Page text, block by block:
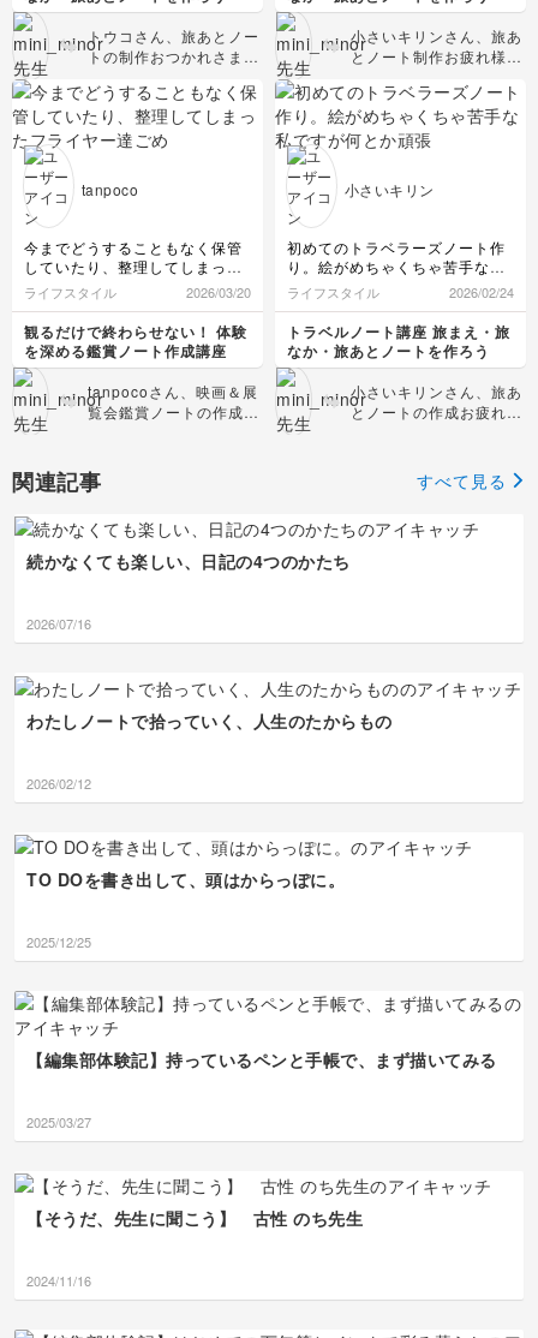
しい作業ですね。新しい趣味が
できて嬉しいです。トウコさん、旅あとノー
トの制作おつかれさまで
書き風に仕上げる工夫、
とっても素敵です！写真
もすごくきれい✨ 私自
出が特別になり、完成し
しおだなあと思っていま
す。 「新しい趣味がで
きた」と言っていただけ
て本当に嬉しいです！
これからもぜひトウコさ
んらしいトラベルノート
作りを楽しんでいってく
ださいね。次回のレッス
ンもよろしくお願いしま
す！
まだまだ絵が下手ですが、お陰
様で描くことが楽しくなって来
ました。
手書きのイラストを入れるとノ
ートがとても映えますね❤️
時間はかかりますが、これまで
の旅をしっかり記録と記憶に残
したいと思ってます。
ありがとうございましたm(_
_)m
小さいキリンさん、旅あ
とノート制作お疲れ様で
い＆美しいトラベルノー
ト…！！このまま別府の
パンフレットに載せられ
ないです！ 地図もとて
りで、時間をかけて描い
たからこその、ご自身が
体験された旅の魅力がし
っかり詰まったノートに
なっていると感じました
◎ ぜひこれからも、ご
自身の才能をどんどん伸
ばしてくださいね！ 次
回のレッスンもよろしく
お願いします！
tanpoco
今までどうすることもなく保管
していたり、整理してしまった
フライヤー達ごめんて思いまし
た😢
こんな素敵なまとめ方もっと早
く知りたかったです😂
ライフスタイル 2026/03/20
観るだけで終わらせない！ 体験
を深める鑑賞ノート作成講座
tanpocoさん、映画＆展
覧会鑑賞ノートの作成お
は難しかったかと思いま
すが、レッスンに忠実に
力の高さを感じます✨ ぜ
ひご自身のその才能を活
かして、お手持ちのチケ
トづくりも楽しんでみて
くださいね◎ （「フラ
う言葉に、ぐっときまし
た…！🥹） 次回のレッ
スンもよろしくお願いし
小さいキリン
初めてのトラベラーズノート作
り。絵がめちゃくちゃ苦手な私
ですが何とか頑張りました！先
生の動画や本を参考に、シール
やダウンロードした画像を駆使
しながら…。時間はかかります
が、仕上がった時の達成感は半
端ないですね♪
まだまだ記録に残したい旅行が
たくさんあるので、これからも
地道に頑張ります。
ライフスタイル 2026/02/24
トラベルノート講座 旅まえ・旅
なか・旅あとノートを作ろう
小さいキリンさん、旅あ
とノートの作成お疲れ様
す…！😳 建物の描写も
特徴をしっかり捉えられ
ースも表現できていて素
でくださいね。 次回も
よろしくお願いします！
関連記事 すべて見る
続かなくても楽しい、日記の4つのかたち
2026/07/16
わたしノートで拾っていく、人生のたからもの
2026/02/12
TO DOを書き出して、頭はからっぽに。
2025/12/25
【編集部体験記】持っているペンと手帳で、まず描いてみる
2025/03/27
【そうだ、先生に聞こう】 古性 のち先生
2024/11/16